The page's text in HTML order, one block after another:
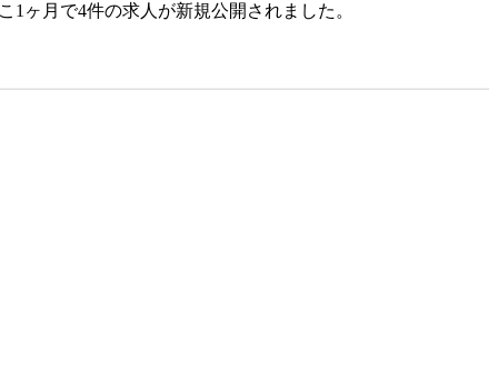
1ヶ月で4件の求人が新規公開されました。